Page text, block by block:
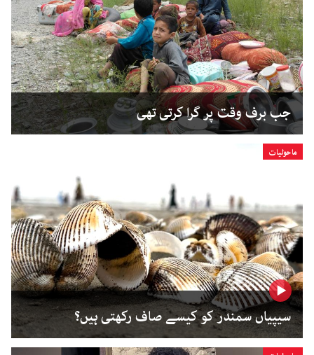
جب برف وقت پر گرا کرتی تھی
ماحولیات
سیپیاں سمندر کو کیسے صاف رکھتی ہیں؟